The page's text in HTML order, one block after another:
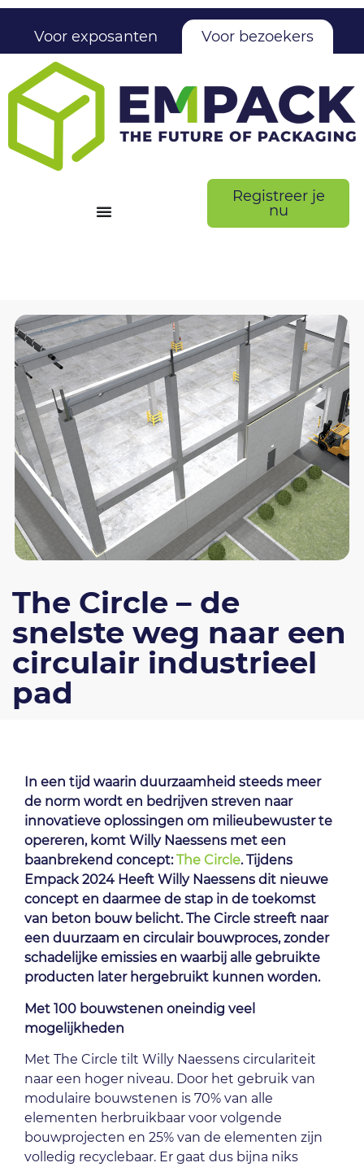
Voor exposanten Voor bezoekers
Registreer je
nu
The Circle – de
snelste weg naar een
circulair industrieel
pad
In een tijd waarin duurzaamheid steeds meer
de norm wordt en bedrijven streven naar
innovatieve oplossingen om milieubewuster te
opereren, komt Willy Naessens met een
baanbrekend concept:The Circle.Tijdens
Empack 2024 Heeft Willy Naessens dit nieuwe
concept en daarmee de stap in de toekomst
van beton bouw belicht. The Circle streeft naar
een duurzaam en circulair bouwproces, zonder
schadelijke emissies en waarbij alle gebruikte
producten later hergebruikt kunnen worden.
Met 100 bouwstenen oneindig veel
mogelijkheden
Met The Circle tilt Willy Naessens circulariteit
naar een hoger niveau. Door het gebruik van
modulaire bouwstenen is 70% van alle
elementen herbruikbaar voor volgende
bouwprojecten en 25% van de elementen zijn
volledig recyclebaar. Er gaat dus bijna niks